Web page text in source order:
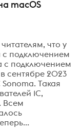
macOS
что у
с подключением
с подключением
сентябре 2023
Такая
1С,
Всем